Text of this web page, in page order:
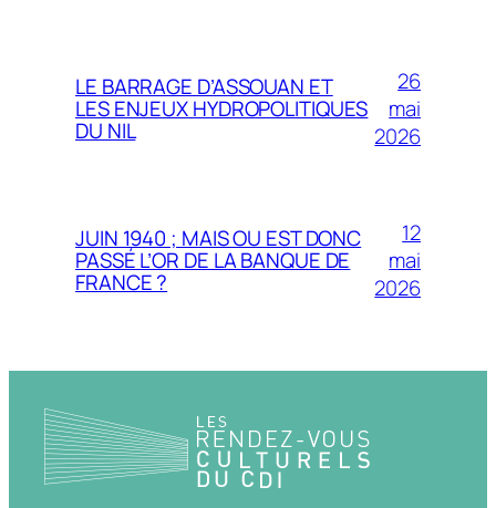
LE BARRAGE D’ASSOUAN ET
LES ENJEUX HYDROPOLITIQUES
DU NIL
26
mai
2026
JUIN 1940 ; MAIS OU EST DONC
PASSÉ L’OR DE LA BANQUE DE
FRANCE ?
12
mai
2026